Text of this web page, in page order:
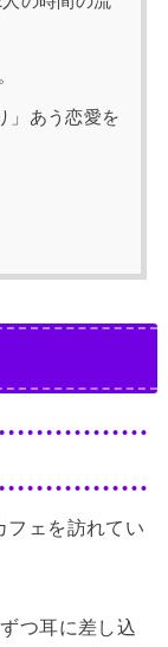
」あう恋愛を
フェを訪れてい
つ耳に差し込